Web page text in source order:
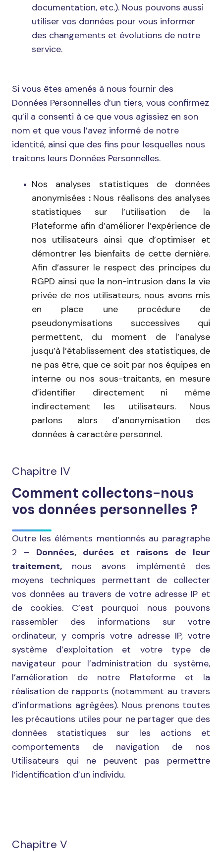
documentation, etc.). Nous pouvons aussi
utiliser vos données pour vous informer
des changements et évolutions de notre
service.
Si vous êtes amenés à nous fournir des
Données Personnelles d’un tiers, vous confirmez
qu’il a consenti à ce que vous agissiez en son
nom et que vous l’avez informé de notre
identité, ainsi que des fins pour lesquelles nous
traitons leurs Données Personnelles.
Nos analyses statistiques de données
anonymisées : Nous réalisons des analyses
statistiques sur l’utilisation de la
Plateforme afin d’améliorer l’expérience de
nos utilisateurs ainsi que d’optimiser et
démontrer les bienfaits de cette dernière.
Afin d’assurer le respect des principes du
RGPD ainsi que la non-intrusion dans la vie
privée de nos utilisateurs, nous avons mis
en place une procédure de
pseudonymisations successives qui
permettent, du moment de l’analyse
jusqu’à l’établissement des statistiques, de
ne pas être, que ce soit par nos équipes en
interne ou nos sous-traitants, en mesure
d’identifier directement ni même
indirectement les utilisateurs. Nous
parlons alors d’anonymisation des
données à caractère personnel.
Chapitre IV
Comment collectons-nous
vos données personnelles ?
Outre les éléments mentionnés au paragraphe
2 – Données, durées et raisons de leur
traitement, nous avons implémenté des
moyens techniques permettant de collecter
vos données au travers de votre adresse IP et
de cookies. C’est pourquoi nous pouvons
rassembler des informations sur votre
ordinateur, y compris votre adresse IP, votre
système d’exploitation et votre type de
navigateur pour l’administration du système,
l’amélioration de notre Plateforme et la
réalisation de rapports (notamment au travers
d’informations agrégées). Nous prenons toutes
les précautions utiles pour ne partager que des
données statistiques sur les actions et
comportements de navigation de nos
Utilisateurs qui ne peuvent pas permettre
l’identification d’un individu.
Chapitre V